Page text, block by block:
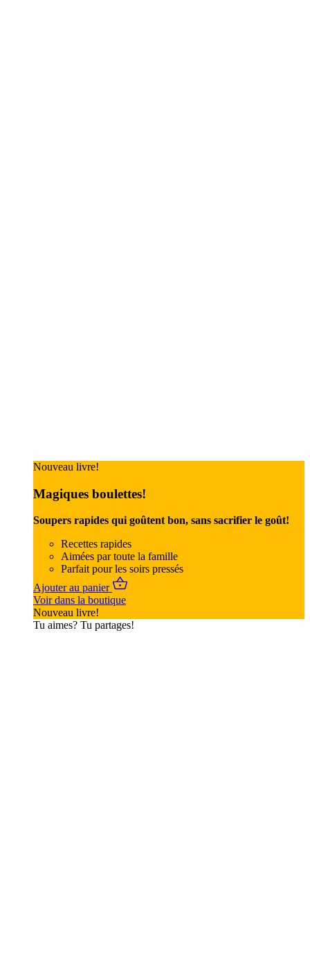
Nouveau livre!
Magiques boulettes!
Soupers rapides qui goûtent bon, sans sacrifier le goût!
Recettes rapides
Aimées par toute la famille
Parfait pour les soirs pressés
Ajouter au panier
Voir dans la boutique
Nouveau livre!
Tu aimes? Tu partages!